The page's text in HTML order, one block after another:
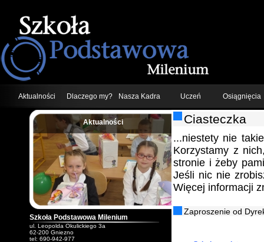
Aktualności Dlaczego my? Nasza Kadra Uczeń Osiągnięcia
Aktualności
Szkoła Podstawowa Milenium
ul. Leopolda Okulickiego 3a
62-200 Gniezno
tel: 690-942-977
Ciasteczka
...niestety nie
Korzystamy z
stronie i żeby
Jeśli nic nie
Więcej informacji
Zaproszenie od